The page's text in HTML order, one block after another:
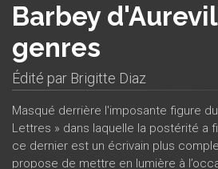
Barbey
genres
Édité par Brigitte Diaz
Masqué derrière l'imposante figure
Lettres » dans laquelle la postérité a
ce dernier est un écrivain plus
propose de mettre en lumière à